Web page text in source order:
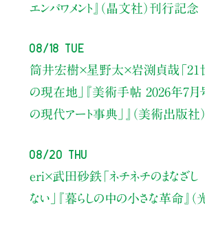
エンパワメント』（晶文社）刊行記念
08/18 Tue
筒井宏樹×星野太×岩渕貞哉 「
の現在地」
『美術手帖 2026年7月
の現代アート事典」』（美術出版社
08/20 Thu
eri×武田砂鉄「ネチネチのまなざ
ない」
『暮らしの中の小さな革命』